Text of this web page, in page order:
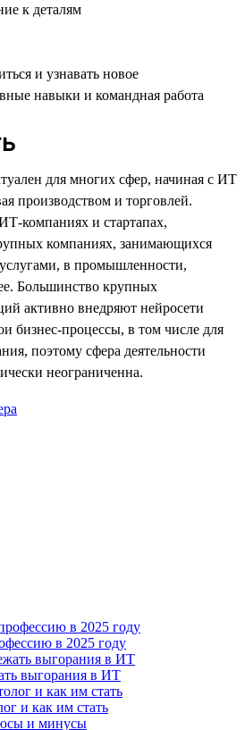
к деталям
и узнавать новое
навыки и командная работа
для многих сфер, начиная с ИТ
производством и торговлей.
компаниях и стартапах,
компаниях, занимающихся
в промышленности,
Большинство крупных
активно внедряют нейросети
бизнес-процессы, в том числе для
поэтому сфера деятельности
неограниченна.
в 2025 году
выгорания в ИТ
и как им стать